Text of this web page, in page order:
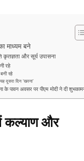
माध्यम बने
कृतज्ञता और सूर्य उपासना
रहे
रहे
दूसरा दिन ‘खरना’
पावन अवसर पर पीएम मोदी ने दी
कल्याण और